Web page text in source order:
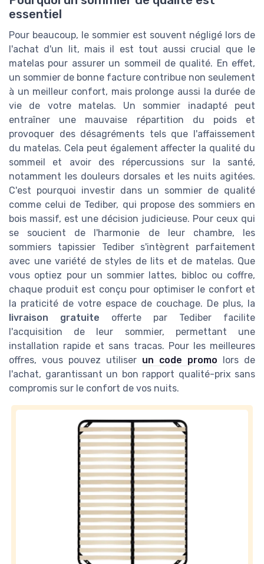
essentiel
Pour beaucoup, le sommier est souvent négligé lors de
l'achat d'un lit, mais il est tout aussi crucial que le
matelas pour assurer un sommeil de qualité. En effet,
un sommier de bonne facture contribue non seulement
à un meilleur confort, mais prolonge aussi la durée de
vie de votre matelas. Un sommier inadapté peut
entraîner une mauvaise répartition du poids et
provoquer des désagréments tels que l'affaissement
du matelas. Cela peut également affecter la qualité du
sommeil et avoir des répercussions sur la santé,
notamment les douleurs dorsales et les nuits agitées.
C'est pourquoi investir dans un sommier de qualité
comme celui de Tediber, qui propose des sommiers en
bois massif, est une décision judicieuse. Pour ceux qui
se soucient de l'harmonie de leur chambre, les
sommiers tapissier Tediber s'intègrent parfaitement
avec une variété de styles de lits et de matelas. Que
vous optiez pour un sommier lattes, bibloc ou coffre,
chaque produit est conçu pour optimiser le confort et
la praticité de votre espace de couchage. De plus, la
livraison gratuite offerte par Tediber facilite
l'acquisition de leur sommier, permettant une
installation rapide et sans tracas. Pour les meilleures
offres, vous pouvez utiliser un code promo lors de
l'achat, garantissant un bon rapport qualité-prix sans
compromis sur le confort de vos nuits.